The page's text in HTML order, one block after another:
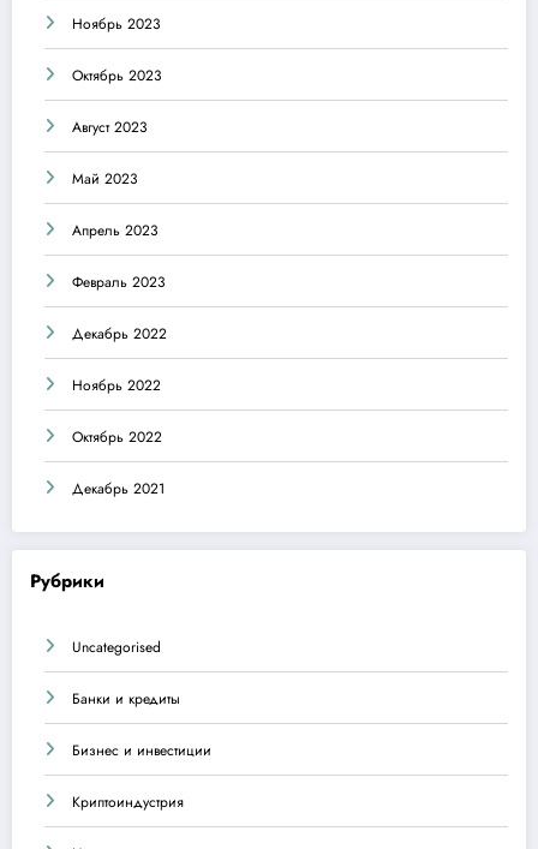
Ноябрь 2023
Октябрь 2023
Август 2023
Май 2023
Апрель 2023
Февраль 2023
Декабрь 2022
Ноябрь 2022
Октябрь 2022
Декабрь 2021
Рубрики
Uncategorised
Банки и кредиты
Бизнес и инвестиции
Криптоиндустрия